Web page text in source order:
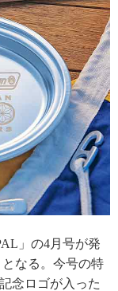
」の4月号が発
なる。今号の特
念ロゴが入った